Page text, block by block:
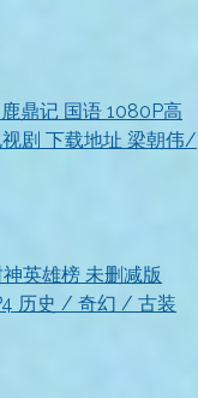
鼎记 国语 1080P高
剧 下载地址 梁朝伟/
英雄榜 未删减版
历史 / 奇幻 / 古装